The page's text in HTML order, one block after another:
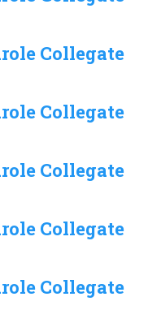
Collegate
Collegate
Collegate
Collegate
Collegate